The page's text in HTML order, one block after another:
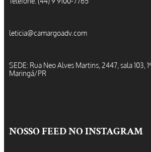
leticia@camargoadv.com
SEDE: Rua Neo Alves Martins, 2447, sala 103,
Maringá/PR
NOSSO FEED NO INSTAGRAM